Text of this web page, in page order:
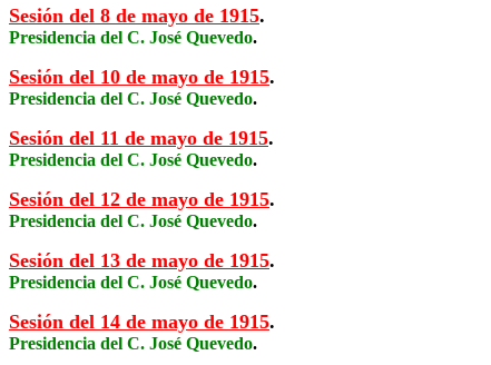
Sesión del 8 de mayo de 1915.
Presidencia del C. José Quevedo.
Sesión del 10 de mayo de 1915.
Presidencia del C. José Quevedo.
Sesión del 11 de mayo de 1915.
Presidencia del C. José Quevedo.
Sesión del 12 de mayo de 1915.
Presidencia del C. José Quevedo.
Sesión del 13 de mayo de 1915.
Presidencia del C. José Quevedo.
Sesión del 14 de mayo de 1915.
Presidencia del C. José Quevedo.